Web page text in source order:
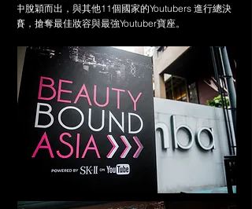
中脫穎而出，與其他11個國家的Youtubers 進行總決
賽，搶奪最佳妝容與最強Youtuber寶座。